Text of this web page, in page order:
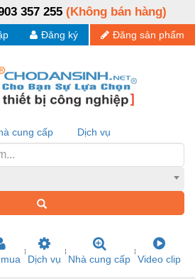
357 255 (Không bán hàng)
Đăng sản phẩm
Đăng ký
cung cấp Dịch vụ
Dịch vụ Nhà cung cấp Video clip